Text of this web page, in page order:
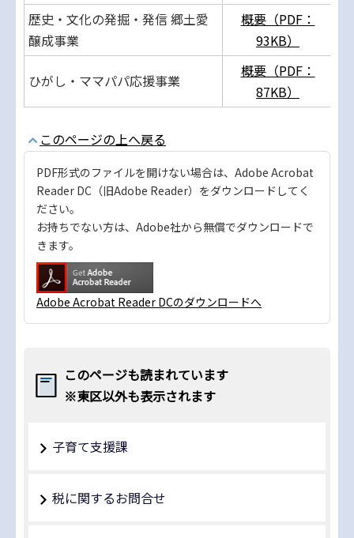
歴史・文化の発掘・発信 郷土愛
醸成事業
概要（PDF：
93KB）
ひがし・ママパパ応援事業
概要（PDF：
87KB）
このページの上へ戻る
PDF形式のファイルを開けない場合は、Adobe Acrobat
Reader DC（旧Adobe Reader）をダウンロードしてく
ださい。
お持ちでない方は、Adobe社から無償でダウンロードで
きます。
Adobe Acrobat Reader DCのダウンロードへ
このページも読まれています
※東区以外も表示されます
子育て支援課
税に関するお問合せ